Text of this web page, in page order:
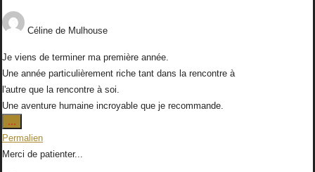
Céline de Mulhouse
Je viens de terminer ma première année.
Une année particulièrement riche tant dans la rencontre à
l'autre que la rencontre à soi.
Une aventure humaine incroyable que je recommande.
...
cette
boîte
méta.
Permalien
Merci de patienter...